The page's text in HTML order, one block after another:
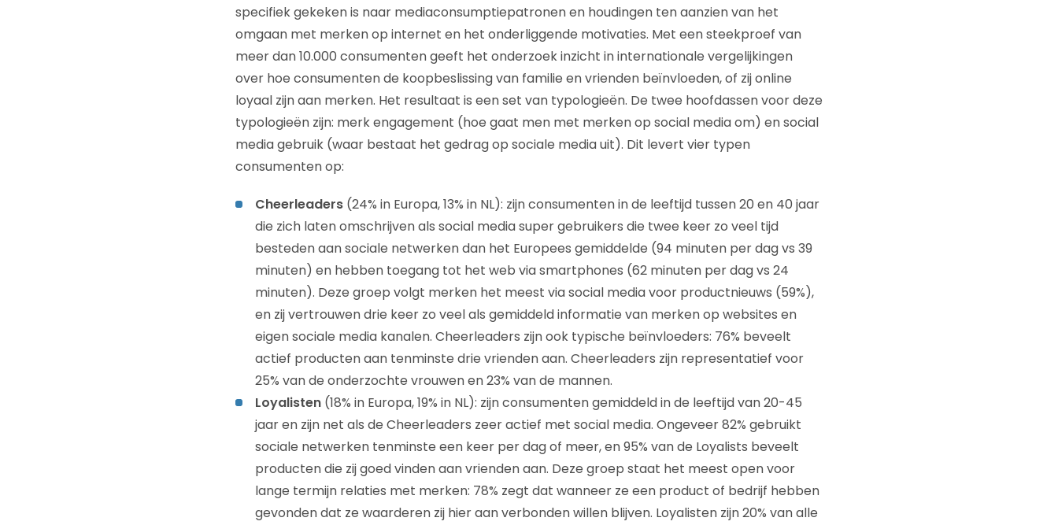
specifiek gekeken is naar mediaconsumptiepatronen en houdingen ten aanzien van het
omgaan met merken op internet en het onderliggende motivaties. Met een steekproef van
meer dan 10.000 consumenten geeft het onderzoek inzicht in internationale vergelijkingen
over hoe consumenten de koopbeslissing van familie en vrienden beïnvloeden, of zij online
loyaal zijn aan merken. Het resultaat is een set van typologieën. De twee hoofdassen voor deze
typologieën zijn: merk engagement (hoe gaat men met merken op social media om) en social
media gebruik (waar bestaat het gedrag op sociale media uit). Dit levert vier typen
consumenten op:
Cheerleaders(24% in Europa, 13% in NL): zijn consumenten in de leeftijd tussen 20 en 40 jaar
die zich laten omschrijven als social media super gebruikers die twee keer zo veel tijd
besteden aan sociale netwerken dan het Europees gemiddelde (94 minuten per dag vs 39
minuten) en hebben toegang tot het web via smartphones (62 minuten per dag vs 24
minuten). Deze groep volgt merken het meest via social media voor productnieuws (59%),
en zij vertrouwen drie keer zo veel als gemiddeld informatie van merken op websites en
eigen sociale media kanalen. Cheerleaders zijn ook typische beïnvloeders: 76% beveelt
actief producten aan tenminste drie vrienden aan. Cheerleaders zijn representatief voor
25% van de onderzochte vrouwen en 23% van de mannen.
Loyalisten(18% in Europa, 19% in NL): zijn consumenten gemiddeld in de leeftijd van 20-45
jaar en zijn net als de Cheerleaders zeer actief met social media. Ongeveer 82% gebruikt
sociale netwerken tenminste een keer per dag of meer, en 95% van de Loyalists beveelt
producten die zij goed vinden aan vrienden aan. Deze groep staat het meest open voor
lange termijn relaties met merken: 78% zegt dat wanneer ze een product of bedrijf hebben
gevonden dat ze waarderen zij hier aan verbonden willen blijven. Loyalisten zijn 20% van alle